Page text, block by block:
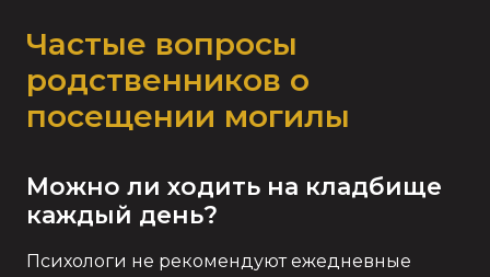
Частые вопросы
родственников о
посещении могилы
Можно ли ходить на кладбище
каждый день?
Психологи не рекомендуют ежедневные